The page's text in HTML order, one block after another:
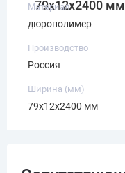
79x12x2400 мм
Материал
дюрополимер
Производство
Россия
Ширина (мм)
79x12x2400 мм